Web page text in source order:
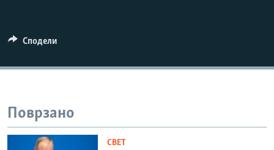
Сподели
Поврзано
СВЕТ